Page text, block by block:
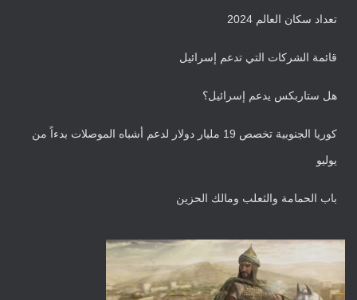
فتعداد سكان العالم 2024
قائمة الشركات التي تدعم إسرائيل
هل ستاربكس يدعم إسرائيل؟
كوريا الجنوبية تخصص 19 مليار دولار لدعم أشباه الموصلات بدءاً من
يوليو
باب الحمامة والثعلب ومالك الحزين